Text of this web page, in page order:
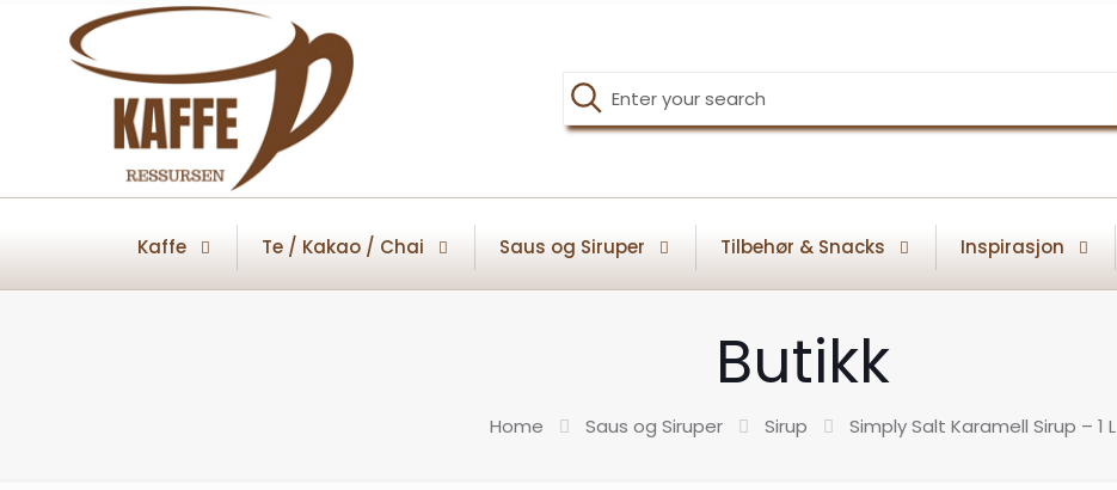
Kaffe Te / Kakao / Chai Saus og Siruper Tilbehør & Snacks Inspirasjon
Butikk
Home Saus og Siruper Sirup Simply Salt Karamell Sirup – 1 L